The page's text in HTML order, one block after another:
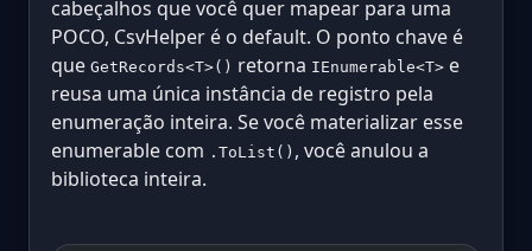
cabeçalhos que você quer mapear para uma
POCO, CsvHelper é o default. O ponto chave é
que GetRecords<T>() retorna IEnumerable<T> e
reusa uma única instância de registro pela
enumeração inteira. Se você materializar esse
enumerable com .ToList() , você anulou a
biblioteca inteira.